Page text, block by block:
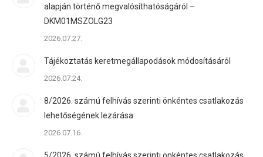
alapján történő megvalósíthatóságáról –
DKM01MSZOLG23
2026.07.27.
Tájékoztatás keretmegállapodások módosításáról
2026.07.24.
8/2026. számú felhívás szerinti önkéntes csatlakozás
lehetőségének lezárása
2026.07.16.